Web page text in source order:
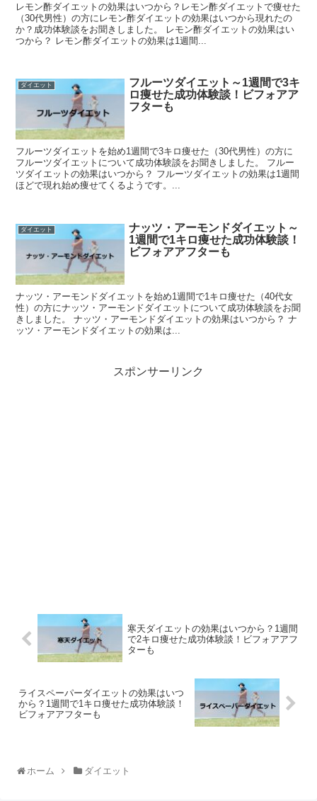
レモン酢ダイエットの効果はいつから？レモン酢ダイエットで痩せた
（30代男性）の方にレモン酢ダイエットの効果はいつから現れたの
か？成功体験談をお聞きしました。 レモン酢ダイエットの効果はい
つから？ レモン酢ダイエットの効果は1週間...
ダイエット
フルーツダイエット～1週間で3キ
ロ痩せた成功体験談！ビフォアア
フターも
フルーツダイエットを始め1週間で3キロ痩せた（30代男性）の方に
フルーツダイエットについて成功体験談をお聞きしました。 フルー
ツダイエットの効果はいつから？ フルーツダイエットの効果は1週間
ほどで現れ始め痩せてくるようです。...
ダイエット
ナッツ・アーモンドダイエット～
1週間で1キロ痩せた成功体験談！
ビフォアアフターも
ナッツ・アーモンドダイエットを始め1週間で1キロ痩せた（40代女
性）の方にナッツ・アーモンドダイエットについて成功体験談をお聞
きしました。 ナッツ・アーモンドダイエットの効果はいつから？ ナ
ッツ・アーモンドダイエットの効果は...
スポンサーリンク
寒天ダイエットの効果はいつから？1週間
で2キロ痩せた成功体験談！ビフォアアフ
ターも
ライスペーパーダイエットの効果はいつ
から？1週間で1キロ痩せた成功体験談！
ビフォアアフターも
ホーム ダイエット